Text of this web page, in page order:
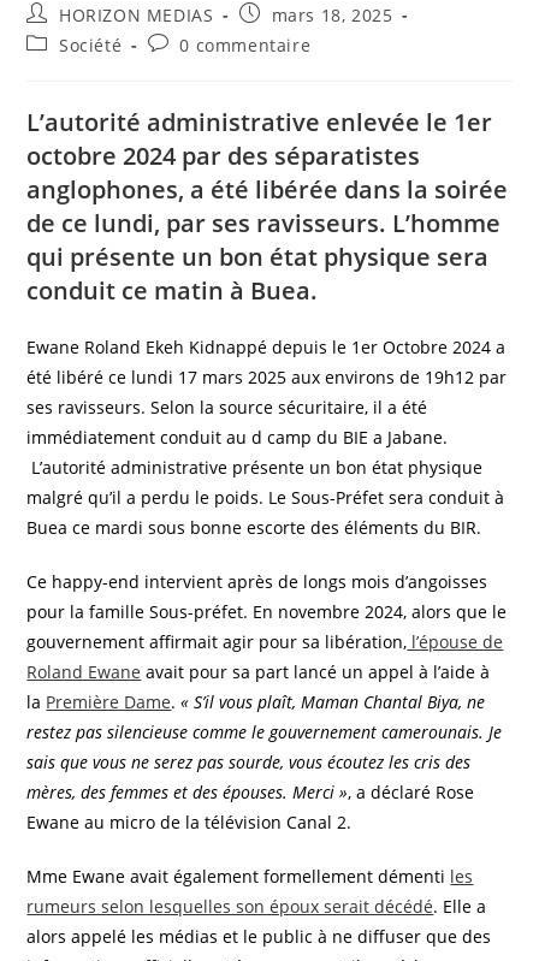
HORIZON MEDIAS
mars 18, 2025
Société
0 commentaire
L’autorité administrative enlevée le 1er
octobre 2024 par des séparatistes
anglophones, a été libérée dans la soirée
de ce lundi, par ses ravisseurs. L’homme
qui présente un bon état physique sera
conduit ce matin à Buea.
Ewane Roland Ekeh Kidnappé depuis le 1er Octobre 2024 a
été libéré ce lundi 17 mars 2025 aux environs de 19h12 par
ses ravisseurs. Selon la source sécuritaire, il a été
immédiatement conduit au d camp du BIE a Jabane.
L’autorité administrative présente un bon état physique
malgré qu’il a perdu le poids. Le Sous-Préfet sera conduit à
Buea ce mardi sous bonne escorte des éléments du BIR.
Ce happy-end intervient après de longs mois d’angoisses
pour la famille Sous-préfet. En novembre 2024, alors que le
gouvernement affirmait agir pour sa libération, l’épouse de
Roland Ewane avait pour sa part lancé un appel à l’aide à
la Première Dame.« S’il vous plaît, Maman Chantal Biya, ne
restez pas silencieuse comme le gouvernement camerounais. Je
sais que vous ne serez pas sourde, vous écoutez les cris des
mères, des femmes et des épouses. Merci », a déclaré Rose
Ewane au micro de la télévision Canal 2.
Mme Ewane avait également formellement démenti les
rumeurs selon lesquelles son époux serait décédé. Elle a
alors appelé les médias et le public à ne diffuser que des